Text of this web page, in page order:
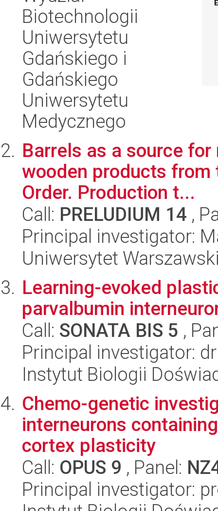
Biotechnologii
Uniwersytetu
Gdańskiego i
Gdańskiego
Uniwersytetu
Medycznego
Barrels as a source
wooden products from
Order. Production t...
Call: PRELUDIUM 14 ,
Principal investigator:
Uniwersytet
Learning-evoked
parvalbumin
Call: SONATA BIS 5 ,
Principal investigator:
Instytut Biologii
Chemo-genetic
interneurons
cortex plasticity
Call: OPUS 9 , Panel:
Principal investigator: